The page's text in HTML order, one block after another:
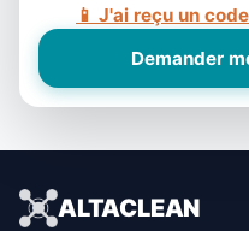
📱 J'ai reçu un
Demander
ALTACLEAN